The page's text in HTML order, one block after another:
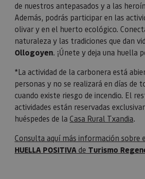
de nuestros antepasados y a las
Además, podrás participar en las
olivar y en el huerto ecológico.
naturaleza y las tradiciones que dan
Ollogoyen. ¡Únete y deja una huella
*La actividad de la carbonera está
personas y no se realizará en días de
cuando existe riesgo de incendio. El
actividades están reservadas
huéspedes de la Casa Rural Txandia.
Consulta aquí más información sobre
HUELLA POSITIVAde Turismo